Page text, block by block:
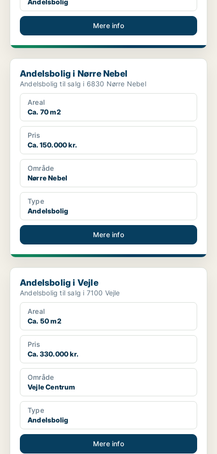
Andelsbolig
Mere info
Andelsbolig i Nørre Nebel
Andelsbolig i Nørre Nebel
Andelsbolig til salg i 6830 Nørre Nebel
Areal
Ca. 70 m2
Pris
Ca. 150.000 kr.
Område
Nørre Nebel
Type
Andelsbolig
Mere info
Andelsbolig i Vejle
Andelsbolig i Vejle
Andelsbolig til salg i 7100 Vejle
Areal
Ca. 50 m2
Pris
Ca. 330.000 kr.
Område
Vejle Centrum
Type
Andelsbolig
Mere info